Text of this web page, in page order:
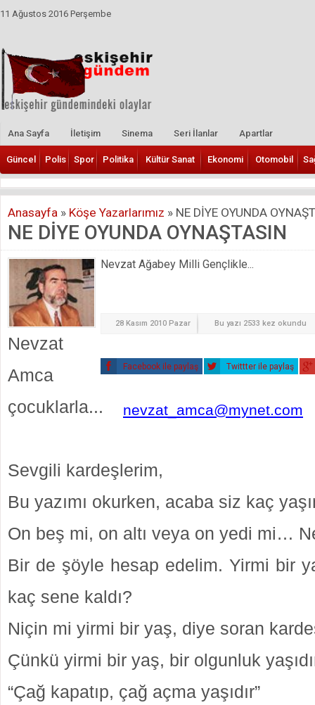
11 Ağustos 2016 Perşembe
Ana Sayfa İletişim Sinema Seri İlanlar Apartlar
Güncel Polis Spor Politika Kültür Sanat Ekonomi Otomobil
Anasayfa » Köşe Yazarlarımız » NE DİYE OYUNDA
NE DİYE OYUNDA OYNAŞTASIN
Nevzat Ağabey Milli Gençlikle...
28 Kasım 2010 Pazar Bu yazı 2533 kez okundu
Facebook ile paylaş Twittter ile paylaş
Nevzat
Amca
çocuklarla... nevzat_amca@mynet.com
Sevgili kardeşlerim,
Bu yazımı okurken, acaba siz kaç
On beş mi, on altı veya on yedi mi…
Bir de şöyle hesap edelim. Yirmi bir
kaç sene kaldı?
Niçin mi yirmi bir yaş, diye soran
Çünkü yirmi bir yaş, bir olgunluk
“Çağ kapatıp, çağ açma yaşıdır”